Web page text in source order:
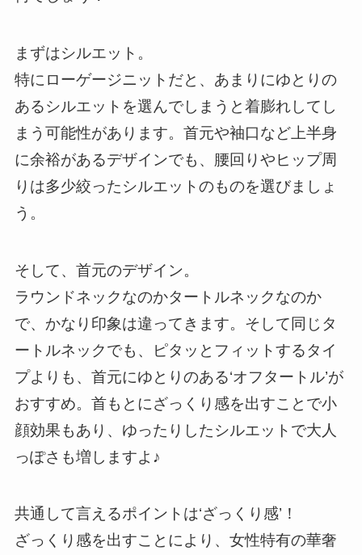
まずはシルエット。
特にローゲージニットだと、あまりにゆとりの
あるシルエットを選んでしまうと着膨れしてし
まう可能性があります。 首元や袖口など上半身
に余裕があるデザインでも、腰回りやヒップ周
りは多少絞ったシルエットのものを選びましょ
う 。
そして、首元のデザイン。
ラウンドネックなのかタートルネックなのか
で、かなり印象は違ってきます。そして同じタ
ートルネックでも、
ピタッとフィットするタイ
プよりも、首元にゆとりのある‘オフタートル’が
おすすめ。首もとにざっくり感を出すことで小
顔効果もあり、ゆったりしたシルエットで大人
っぽさも増しますよ♪
共通して言えるポイントは‘ざっくり感’！
ざっくり感を出すことにより、女性特有の華奢